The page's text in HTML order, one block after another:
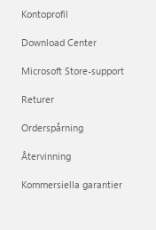
Kontoprofil
Download Center
Microsoft Store-support
Returer
Orderspårning
Återvinning
Kommersiella garantier